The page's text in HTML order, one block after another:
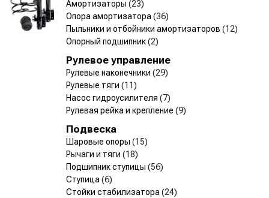
Амортизаторы (23)
Опора амортизатора (36)
Пыльники и отбойники амортизаторов (12)
Опорный подшипник(2)
Рулевое управление
Рулевые наконечники (29)
Рулевые тяги (11)
Насос гидроусилителя (7)
Рулевая рейка и крепление (9)
Подвеска
Шаровые опоры (15)
Рычаги и тяги (18)
Подшипник ступицы (56)
Ступица (6)
Стойки стабилизатора (24)